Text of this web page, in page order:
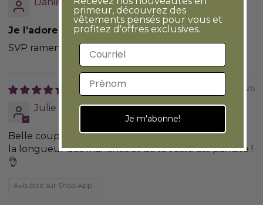
Danielle
Je l’adore!
SVP ramenez-la!!!
23/01/2026
Julie
Belle coupe classique et tissu confortable et léger
la longueur des manches et de la veste est parfaite !
👌
Avis écrit sur Shop App
primeur, découvrez des
vêtements pensés pour vous et
profitez d'offres exclusives.
Adresse courriel
Prénom
Je m'abonne!